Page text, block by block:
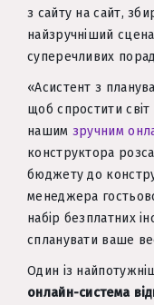
з сайту на сайт,
найзручніший
суперечливих
«Асистент з
щоб спростити світ
нашим зручним
конструктора
бюджету до
менеджера
набір безплатних
спланувати ваше
Один із
онлайн-система